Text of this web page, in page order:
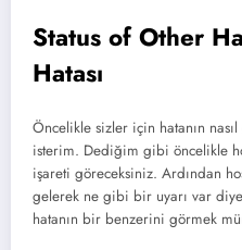
Status of Other
Hatası
Öncelikle sizler için hatanın
isterim. Dediğim gibi öncelikle
işareti göreceksiniz. Ardından
gelerek ne gibi bir uyarı var
hatanın bir benzerini görmek